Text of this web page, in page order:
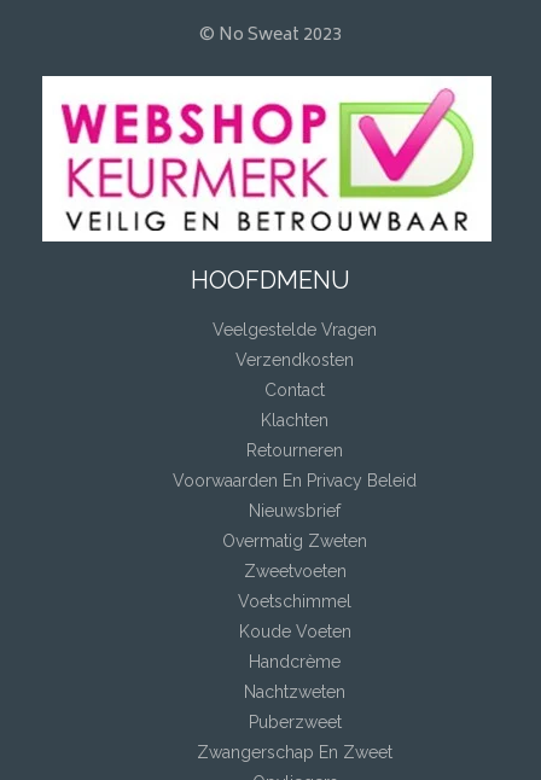
© No Sweat 2023
HOOFDMENU
Veelgestelde Vragen
Verzendkosten
Contact
Klachten
Retourneren
Voorwaarden En Privacy Beleid
Nieuwsbrief
Overmatig Zweten
Zweetvoeten
Voetschimmel
Koude Voeten
Handcrème
Nachtzweten
Puberzweet
Zwangerschap En Zweet